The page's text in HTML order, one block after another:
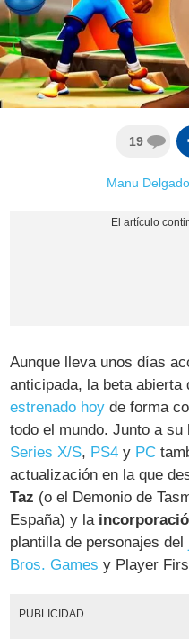
19
Manu Delgado
Aunque lleva unos días
anticipada, la beta abierta
estrenado hoy de forma
todo el mundo. Junto a su
Series X/S, PS4 y PC
actualización en la que
Taz (o el Demonio de
España) y la
plantilla de personajes del
Bros. Games y Player
PUBLICIDAD